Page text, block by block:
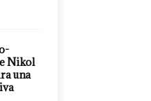
Nikol
una